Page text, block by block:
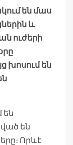
են մաս
և
ուժերի
խոսում են
են
են
Որևէ